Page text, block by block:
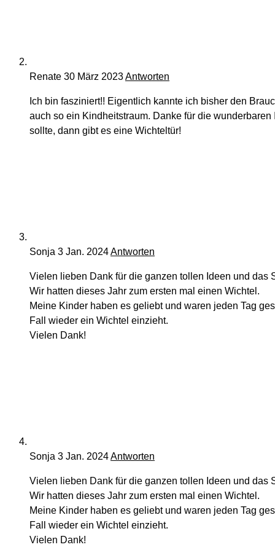
Renate 30 März 2023Antworten
Ich bin fasziniert!! Eigentlich kannte ich bisher den
auch so ein Kindheitstraum. Danke für die
sollte, dann gibt es eine Wichteltür!
Sonja 3 Jan. 2024Antworten
Vielen lieben Dank für die ganzen tollen Ideen und das
Wir hatten dieses Jahr zum ersten mal einen Wichtel.
Meine Kinder haben es geliebt und waren jeden Tag
Fall wieder ein Wichtel einzieht.
Vielen Dank!
Sonja 3 Jan. 2024Antworten
Vielen lieben Dank für die ganzen tollen Ideen und das
Wir hatten dieses Jahr zum ersten mal einen Wichtel.
Meine Kinder haben es geliebt und waren jeden Tag
Fall wieder ein Wichtel einzieht.
Vielen Dank!